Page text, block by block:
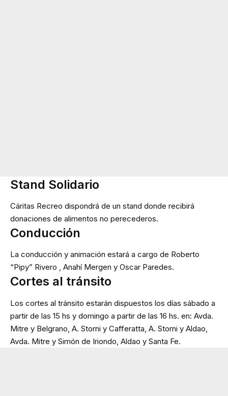
Stand Solidario
Cáritas Recreo dispondrá de un stand donde recibirá
donaciones de alimentos no perecederos.
Conducción
La conducción y animación estará a cargo de Roberto
“Pipy” Rivero , Anahí Mergen y Oscar Paredes.
Cortes al tránsito
Los cortes al tránsito estarán dispuestos los días sábado a
partir de las 15 hs y domingo a partir de las 16 hs. en: Avda.
Mitre y Belgrano, A. Storni y Cafferatta, A. Storni y Aldao,
Avda. Mitre y Simón de Iriondo, Aldao y Santa Fe.